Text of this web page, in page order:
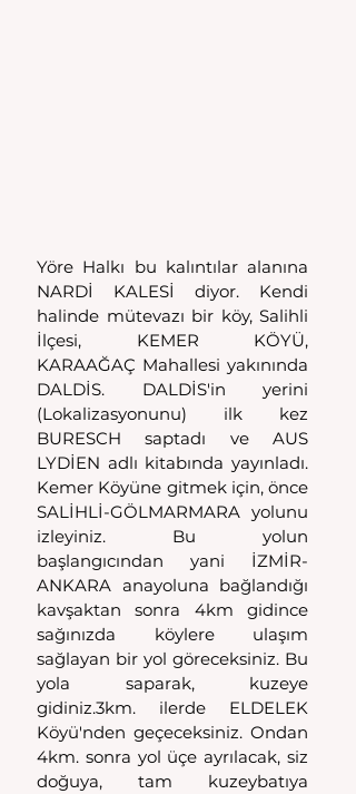
Yöre Halkı bu kalıntılar alanına
NARDİ KALESİ diyor. Kendi
halinde mütevazı bir köy, Salihli
İlçesi, KEMER KÖYÜ,
KARAAĞAÇ Mahallesi yakınında
DALDİS. DALDİS'in yerini
(Lokalizasyonunu) ilk kez
BURESCH saptadı ve AUS
LYDİEN adlı kitabında yayınladı.
Kemer Köyüne gitmek için, önce
SALİHLİ-GÖLMARMARA yolunu
izleyiniz. Bu yolun
başlangıcından yani İZMİR-
ANKARA anayoluna bağlandığı
kavşaktan sonra 4km gidince
sağınızda köylere ulaşım
sağlayan bir yol göreceksiniz. Bu
yola saparak, kuzeye
gidiniz.3km. ilerde ELDELEK
Köyü'nden geçeceksiniz. Ondan
4km. sonra yol üçe ayrılacak, siz
doğuya, tam kuzeybatıya